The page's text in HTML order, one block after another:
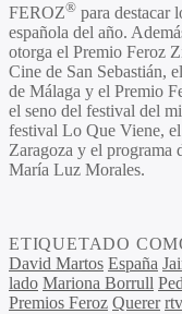
FEROZ® para destacar
española del año.
otorga el Premio Feroz
Cine de San Sebastián,
de Málaga y el Premio
el seno del festival del
festival Lo Que Viene,
Zaragoza y el programa
María Luz Morales.
ETIQUETADO
David Martos España
lado Mariona Borrull
Premios Feroz Querer